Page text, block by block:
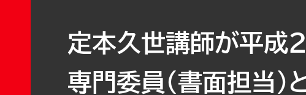
定本久世講師が平成
専門委員（書面担当）